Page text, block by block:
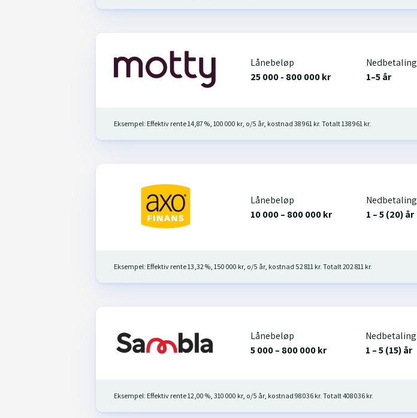
Lånebeløp
25 000 - 800 000 kr
Nedbetaling
1–5 år
Eksempel: Effektiv rente 14,87 %, 100 000 kr, o/5 år, kostnad 38 961 kr. Totalt 138 961 kr.
Lånebeløp
10 000 – 800 000 kr
Nedbetaling
1 – 5 (20) år
Eksempel: Effektiv rente 13,32 %, 150 000 kr, o/5 år, kostnad 52 811 kr. Totalt 202 811 kr.
Lånebeløp
5 000 – 800 000 kr
Nedbetaling
1 – 5 (15) år
Eksempel: Effektiv rente 12,00 %, 310 000 kr, o/5 år, kostnad 98 036 kr. Totalt 408 036 kr.